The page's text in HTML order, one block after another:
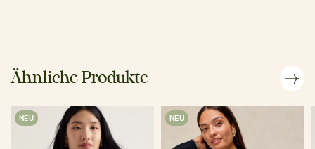
Ähnliche Produkte
NEU NEU